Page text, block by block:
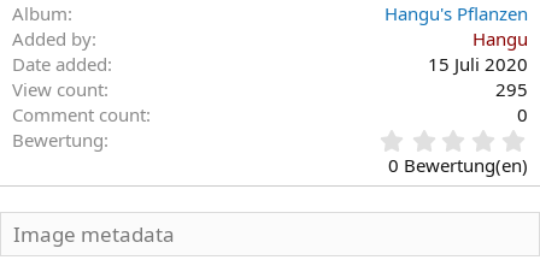
Album
Hangu's Pflanzen
Added by
Hangu
Date added
15 Juli 2020
View count
295
Comment count
0
Bewertung
0
0
t
0 Bewertung(en)
Image metadata